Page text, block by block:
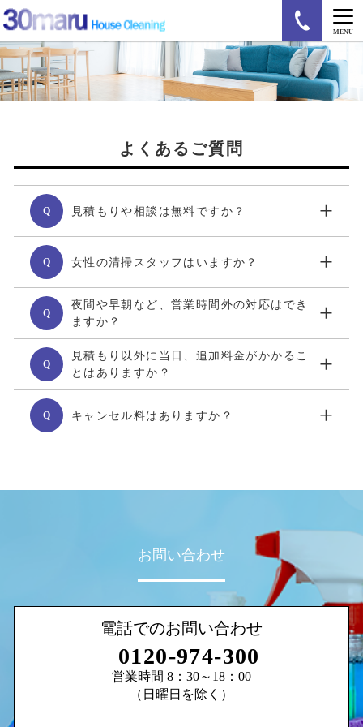
MENU
よくあるご質問
Q 見積もりや相談は無料ですか？ +
Q 女性の清掃スタッフはいますか？ +
Q
夜間や早朝など、営業時間外の対応はでき
ますか？
+
Q
見積もり以外に当日、追加料金がかかるこ
とはありますか？
+
Q キャンセル料はありますか？ +
お問い合わせ
電話でのお問い合わせ
0120-974-300
営業時間 8：30～18：00
（日曜日を除く）